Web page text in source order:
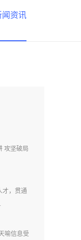
闻资讯
攻坚破局
才，贯通
喻信息受